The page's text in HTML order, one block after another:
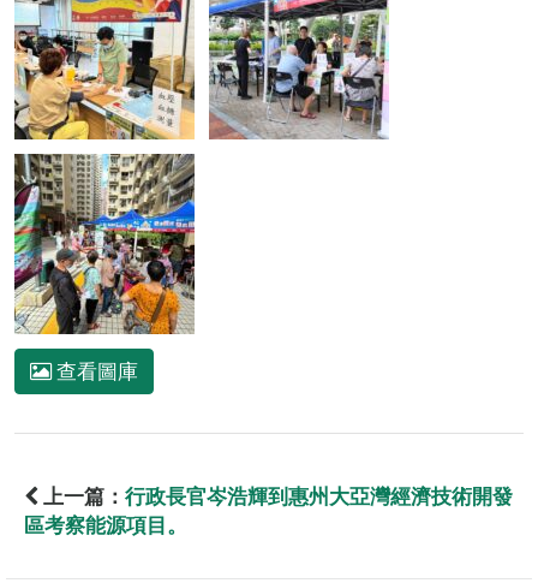
查看圖庫
上一篇： 行政長官岑浩輝到惠州大亞灣經濟技術開發
區考察能源項目。